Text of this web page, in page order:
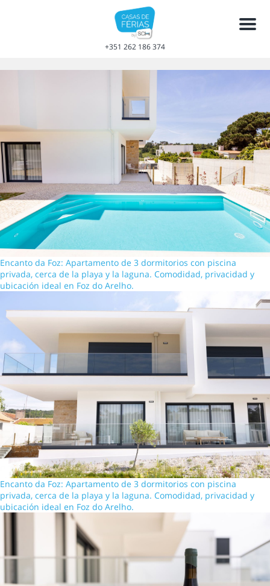
+351 262 186 374
Menu
Encanto da Foz: Apartamento de 3 dormitorios con piscina
privada, cerca de la playa y la laguna. Comodidad, privacidad y
ubicación ideal en Foz do Arelho.
Encanto da Foz: Apartamento de 3 dormitorios con piscina
privada, cerca de la playa y la laguna. Comodidad, privacidad y
ubicación ideal en Foz do Arelho.